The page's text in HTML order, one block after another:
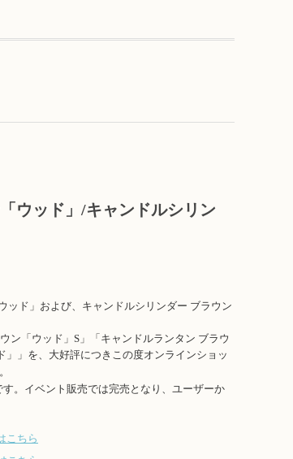
ウッド」/キャンドルシリン
ッド」および、キャンドルシリンダー ブラウン
ン「ウッド」S」「キャンドルランタン ブラウ
」を、大好評につきこの度オンラインショッ
。イベント販売では完売となり、ユーザーか
こちら​